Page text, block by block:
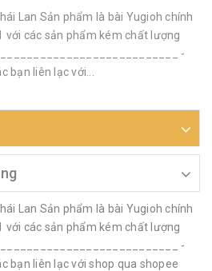
Lan Sản phẩm là bài Yugioh chính
với các sản phẩm kém chất lượng
-
bạn liên lạc với...
Lan Sản phẩm là bài Yugioh chính
với các sản phẩm kém chất lượng
-
bạn liên lạc với shop qua shopee